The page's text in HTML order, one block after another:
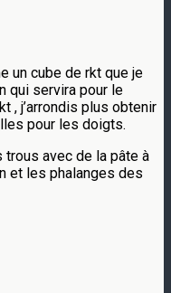
un cube de rkt que je
qui servira pour le
, j’arrondis plus obtenir
pour les doigts.
avec de la pâte à
et les phalanges des